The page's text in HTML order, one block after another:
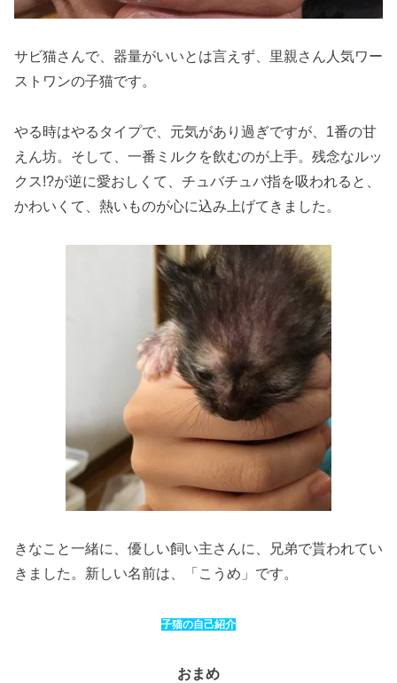
サビ猫さんで、器量がいいとは言えず、里親さん人気ワー
ストワンの子猫です。
やる時はやるタイプで、元気があり過ぎですが、1番の甘
えん坊。そして、一番ミルクを飲むのが上手。残念なルッ
クス!?が逆に愛おしくて、チュバチュバ指を吸われると、
かわいくて、熱いものが心に込み上げてきました。
きなこと一緒に、優しい飼い主さんに、兄弟で貰われてい
きました。新しい名前は、「こうめ」です。
子猫の自己紹介
おまめ